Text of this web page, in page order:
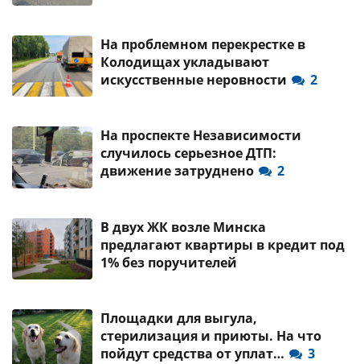
На проблемном перекрестке в
Колодищах укладывают
искусственные неровности
2
На проспекте Независимости
случилось серьезное ДТП:
движение затруднено
2
В двух ЖК возле Минска
предлагают квартиры в кредит под
1% без поручителей
Площадки для выгула,
стерилизация и приюты. На что
пойдут средства от уплат…
3